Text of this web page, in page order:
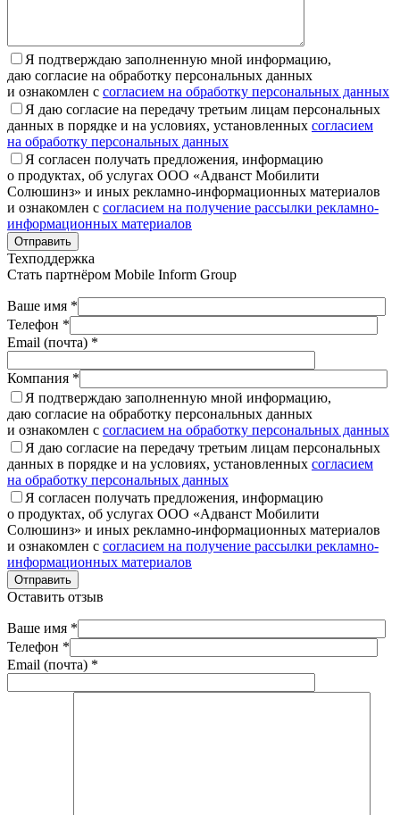
Я подтверждаю заполненную мной информацию,
даю согласие на обработку персональных данных
и ознакомлен с согласием на обработку персональных данных
Я даю согласие на передачу третьим лицам персональных
данных в порядке и на условиях, установленных согласием
на обработку персональных данных
Я согласен получать предложения, информацию
о продуктах, об услугах ООО «Адванст Мобилити
Солюшинз» и иных рекламно-информационных материалов
и ознакомлен с согласием на получение рассылки рекламно-
информационных материалов
Отправить
Техподдержка
Стать партнёром Mobile Inform Group
Ваше имя *
Телефон *
Email (почта) *
Компания *
Я подтверждаю заполненную мной информацию,
даю согласие на обработку персональных данных
и ознакомлен с согласием на обработку персональных данных
Я даю согласие на передачу третьим лицам персональных
данных в порядке и на условиях, установленных согласием
на обработку персональных данных
Я согласен получать предложения, информацию
о продуктах, об услугах ООО «Адванст Мобилити
Солюшинз» и иных рекламно-информационных материалов
и ознакомлен с согласием на получение рассылки рекламно-
информационных материалов
Отправить
Оставить отзыв
Ваше имя *
Телефон *
Email (почта) *